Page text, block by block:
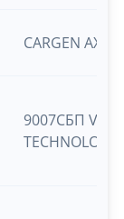
CARGEN
9007СБП VK
TECHNOLOGY